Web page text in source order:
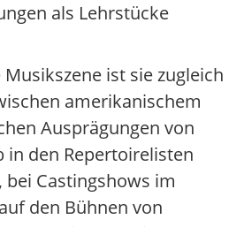
als Lehrstücke
ist sie zugleich
amerikanischem
Ausprägungen von
in den Repertoirelisten
bei Castingshows im
den Bühnen von